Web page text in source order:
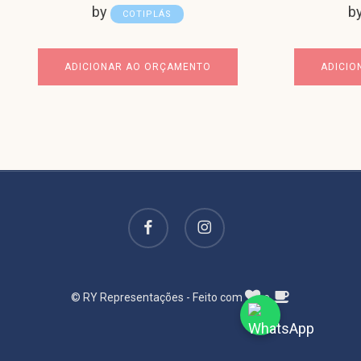
by COTIPLÁS
ADICIONAR AO ORÇAMENTO
facebook instagram
© RY Representações - Feito com e